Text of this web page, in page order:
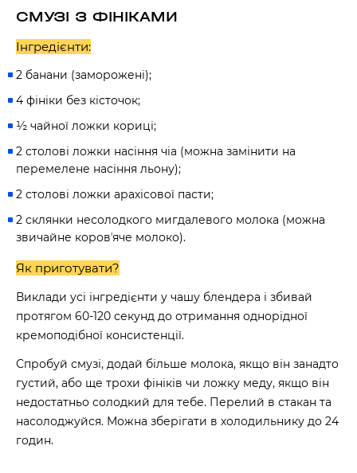
СМУЗІ З ФІНІКАМИ
Інгредієнти:
2 банани (заморожені);
4 фініки без кісточок;
½ чайної ложки кориці;
2 столові ложки насіння чіа (можна замінити на
перемелене насіння льону);
2 столові ложки арахісової пасти;
2 склянки несолодкого мигдалевого молока (можна
звичайне коровʼяче молоко).
Як приготувати?
Виклади усі інгредієнти у чашу блендера і збивай
протягом 60-120 секунд до отримання однорідної
кремоподібної консистенції.
Спробуй смузі, додай більше молока, якщо він занадто
густий, або ще трохи фініків чи ложку меду, якщо він
недостатньо солодкий для тебе. Перелий в стакан та
насолоджуйся. Можна зберігати в холодильнику до 24
годин.